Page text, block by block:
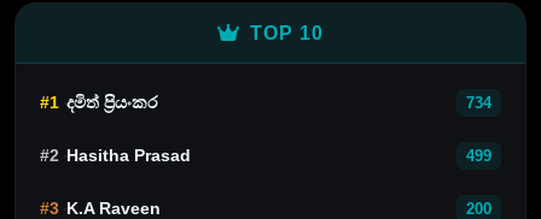
TOP 10
#1 දමිත් ප්‍රියංකර 734
#2 Hasitha Prasad 499
#3 K.A Raveen 200